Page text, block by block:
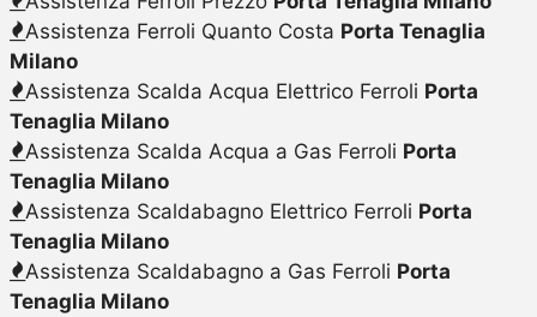
Assistenza Ferroli Quanto Costa Porta Tenaglia
Milano
Assistenza Scalda Acqua Elettrico Ferroli Porta
Tenaglia Milano
Assistenza Scalda Acqua a Gas Ferroli Porta
Tenaglia Milano
Assistenza Scaldabagno Elettrico Ferroli Porta
Tenaglia Milano
Assistenza Scaldabagno a Gas Ferroli Porta
Tenaglia Milano